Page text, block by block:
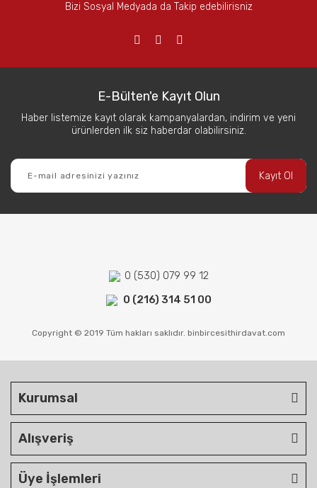
Bizi Sosyal Medyada da Takip edebilirisniz
E-Bülten'e Kayıt Olun
Haber listemize kayıt olarak kampanyalardan, indirim ve yeni
ürünlerden ilk siz haberdar olabilirsiniz.
Kayıt Ol
0 (530) 079 99 12
0 (216) 314 51 00
Copyright © 2019 Tüm hakları saklıdır. binbircesithirdavat.com
Kurumsal
Alışveriş
Üye İşlemleri